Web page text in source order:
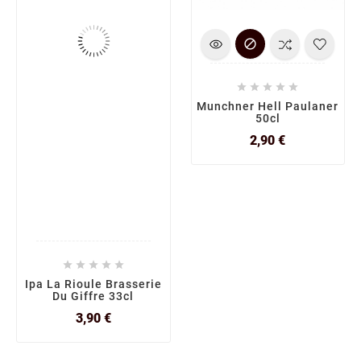
    
Ipa La Rioule Brasserie
Du Giffre 33cl
3,90 €Prix

    
Munchner Hell Paulaner
50cl
2,90 €Prix